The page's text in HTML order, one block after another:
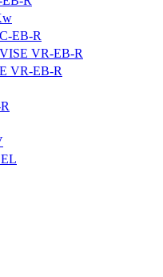
EB-R
VR-EB-R
VR-EB-R